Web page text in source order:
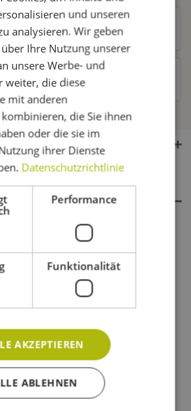
angesehen
und unseren
analysieren. Wir geben
Ihre Nutzung unserer
unsere Werbe- und
weiter, die diese
mit anderen
die Sie ihnen
oder die sie im
ihrer Dienste
Datenschutzrichtlinie
Performance
Funktionalität
AKZEPTIEREN
ABLEHNEN